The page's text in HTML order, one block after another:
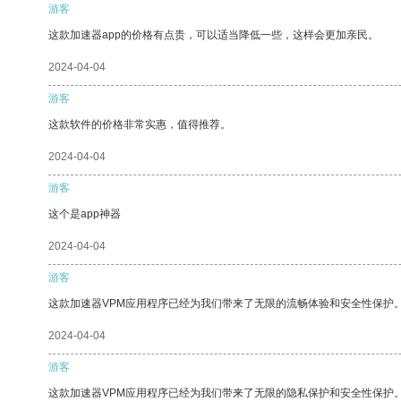
游客
这款加速器app的价格有点贵，可以适当降低一些，这样会更加亲民。
2024-04-04
游客
这款软件的价格非常实惠，值得推荐。
2024-04-04
游客
这个是app神器
2024-04-04
游客
这款加速器VPM应用程序已经为我们带来了无限的流畅体验和安全性保护
2024-04-04
游客
这款加速器VPM应用程序已经为我们带来了无限的隐私保护和安全性保护